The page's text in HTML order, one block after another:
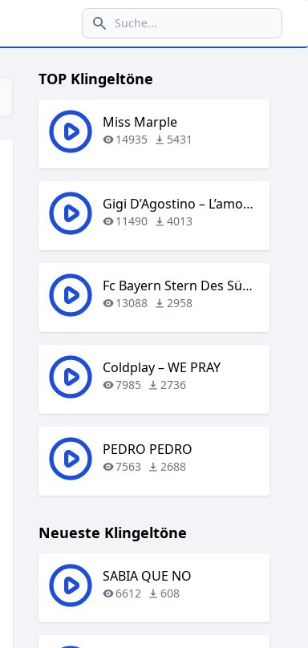
TOP Klingeltöne
Miss Marple
14935 5431
Gigi D’Agostino – L’amour Toujours
11490 4013
Fc Bayern Stern Des Südens
13088 2958
Coldplay – WE PRAY
7985 2736
PEDRO PEDRO
7563 2688
Neueste Klingeltöne
SABIA QUE NO
6612 608